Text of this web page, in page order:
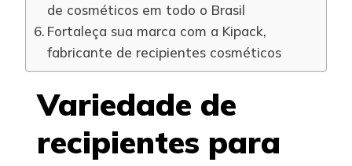
de cosméticos em todo o Brasil
Fortaleça sua marca com a Kipack,
fabricante de recipientes cosméticos
Variedade de
recipientes para